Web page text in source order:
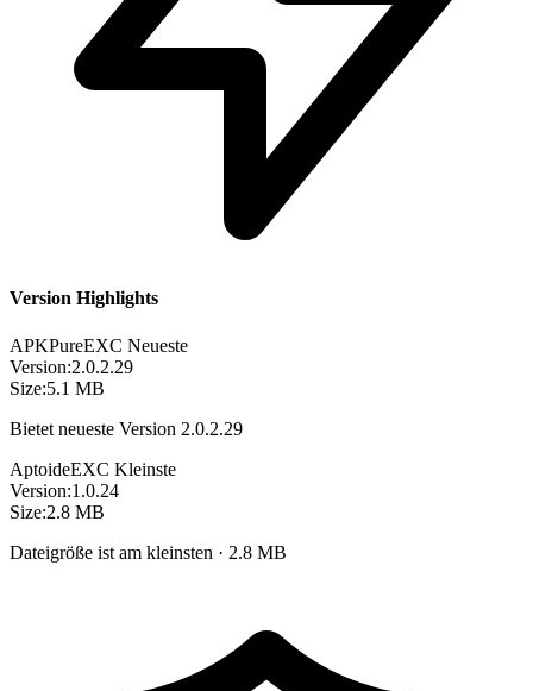
Version Highlights
APKPureEXC Neueste
Version:2.0.2.29
Size:5.1 MB
Bietet neueste Version 2.0.2.29
AptoideEXC Kleinste
Version:1.0.24
Size:2.8 MB
Dateigröße ist am kleinsten · 2.8 MB